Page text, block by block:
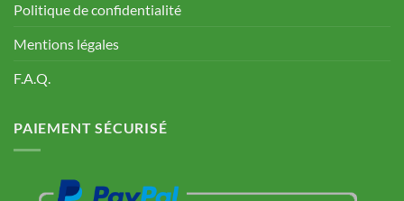
Politique de confidentialité
Mentions légales
F.A.Q.
PAIEMENT SÉCURISÉ